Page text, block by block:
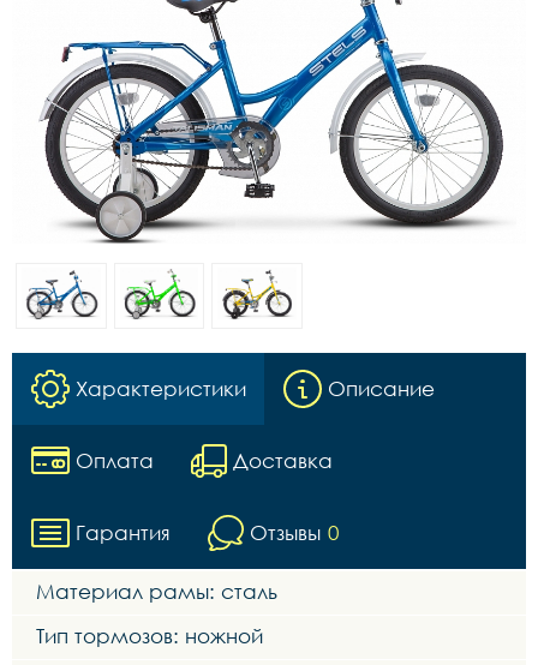
Характеристики Описание
Оплата Доставка
Гарантия Отзывы 0
Материал рамы: сталь
Тип тормозов: ножной